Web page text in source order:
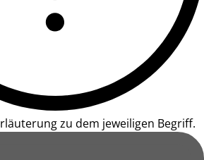
zu dem jeweiligen Begriff.